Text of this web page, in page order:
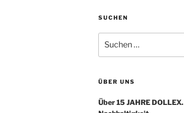
SUCHEN
nach:
ÜBER UNS
Über 15 JAHRE